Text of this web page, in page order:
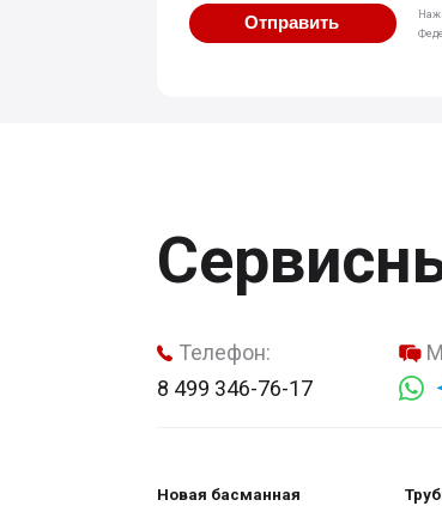
Отправить
Телефон:
8 499 346-76-17
Новая басманная